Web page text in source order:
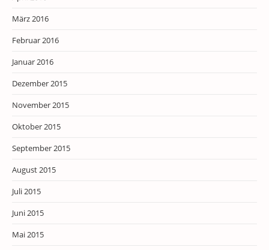
März 2016
Februar 2016
Januar 2016
Dezember 2015
November 2015
Oktober 2015
September 2015
August 2015
Juli 2015
Juni 2015
Mai 2015